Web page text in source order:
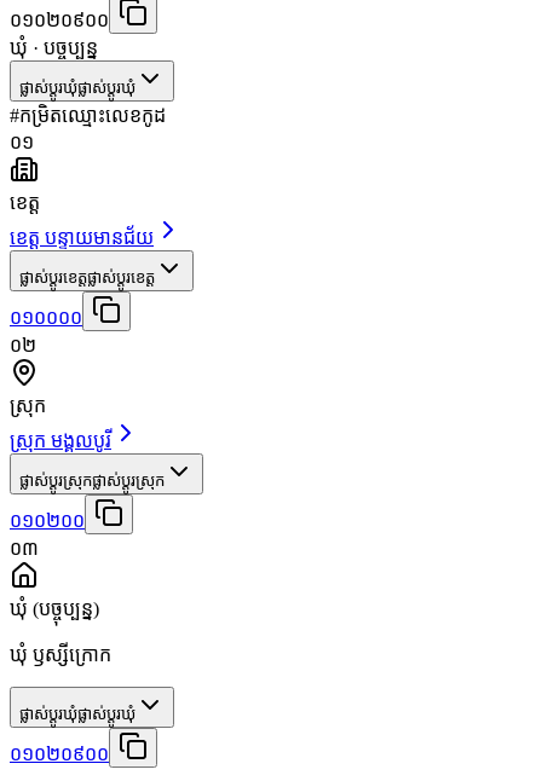
០១០២០៩០០
ឃុំ · បច្ចុប្បន្ន
ផ្លាស់ប្តូរឃុំផ្លាស់ប្តូរឃុំ
#កម្រិតឈ្មោះលេខកូដ
០១
ខេត្ត
ខេត្ត បន្ទាយមានជ័យ
ផ្លាស់ប្តូរខេត្តផ្លាស់ប្តូរខេត្ត
០១០០០០
០២
ស្រុក
ស្រុក មង្គលបូរី
ផ្លាស់ប្តូរស្រុកផ្លាស់ប្តូរស្រុក
០១០២០០
០៣
ឃុំ (បច្ចុប្បន្ន)
ឃុំ ឫស្សីក្រោក
ផ្លាស់ប្តូរឃុំផ្លាស់ប្តូរឃុំ
០១០២០៩០០